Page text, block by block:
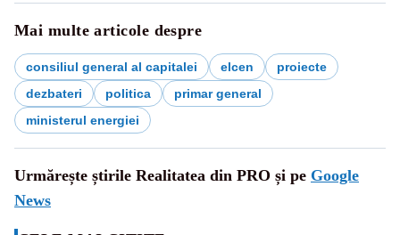
Mai multe articole despre
consiliul general al capitalei elcen
proiecte
dezbateri
politica
primar general
ministerul energiei
Urmărește știrile Realitatea din PRO și pe Google
News